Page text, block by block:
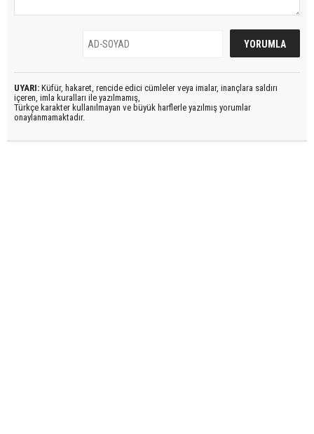
UYARI: Küfür, hakaret, rencide edici cümleler veya imalar, inançlara saldırı
içeren, imla kuralları ile yazılmamış,
Türkçe karakter kullanılmayan ve büyük harflerle yazılmış yorumlar
onaylanmamaktadır.